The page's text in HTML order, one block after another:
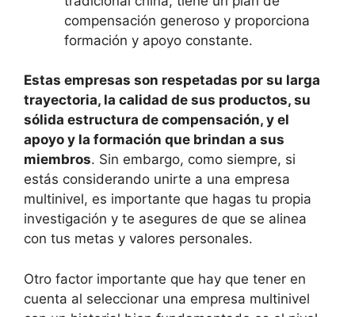
compensación generoso y proporciona
formación y apoyo constante.
Estas empresas son respetadas por su larga
trayectoria, la calidad de sus productos, su
sólida estructura de compensación, y el
apoyo y la formación que brindan a sus
miembros. Sin embargo, como siempre, si
estás considerando unirte a una empresa
multinivel, es importante que hagas tu propia
investigación y te asegures de que se alinea
con tus metas y valores personales.
Otro factor importante que hay que tener en
cuenta al seleccionar una empresa multinivel